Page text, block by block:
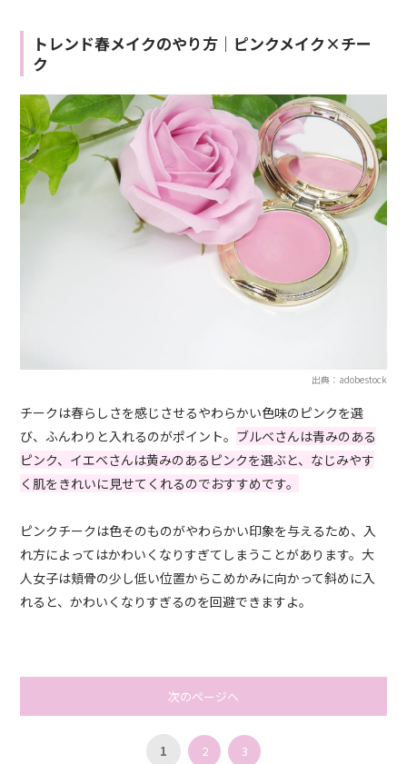
トレンド春メイクのやり方｜ピンクメイク×チー
ク
出典：adobestock
チークは春らしさを感じさせるやわらかい色味のピンクを選
び、ふんわりと入れるのがポイント。 ブルベさんは青みのある
ピンク、イエベさんは黄みのあるピンクを選ぶと、なじみやす
く肌をきれいに見せてくれるのでおすすめです。
ピンクチークは色そのものがやわらかい印象を与えるため、入
れ方によってはかわいくなりすぎてしまうことがあります。大
人女子は頬骨の少し低い位置からこめかみに向かって斜めに入
れると、かわいくなりすぎるのを回避できますよ。
次のページへ
1 2 3